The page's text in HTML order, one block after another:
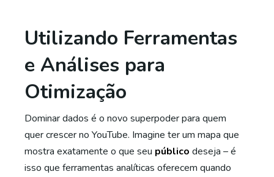
Utilizando Ferramentas
e Análises para
Otimização
Dominar dados é o novo superpoder para quem
quer crescer no YouTube. Imagine ter um mapa que
mostra exatamente o que seu público deseja – é
isso que ferramentas analíticas oferecem quando